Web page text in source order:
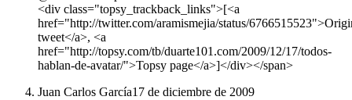
<div class="topsy_trackback_links">[<a
href="http://twitter.com/aramismejia/status/
tweet</a>, <a
href="http://topsy.com/tb/duarte101.com/2009/12/17/todos-
hablan-de-avatar/">Topsy page</a>]</div></span>
Juan Carlos García17 de diciembre de 2009